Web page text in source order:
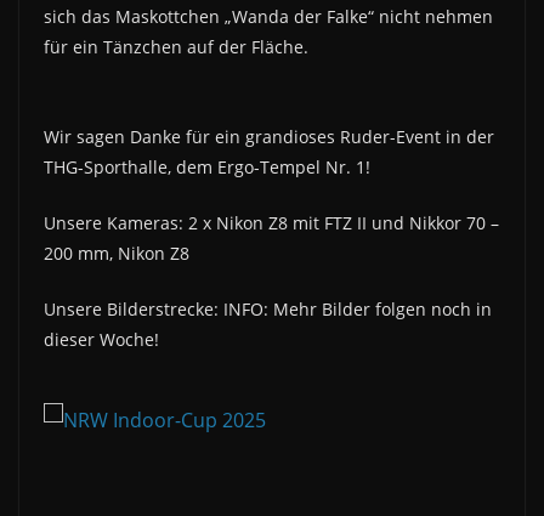
sich das Maskottchen „Wanda der Falke“ nicht nehmen
für ein Tänzchen auf der Fläche.
Wir sagen Danke für ein grandioses Ruder-Event in der
THG-Sporthalle, dem Ergo-Tempel Nr. 1!
Unsere Kameras: 2 x Nikon Z8 mit FTZ II und Nikkor 70 –
200 mm, Nikon Z8
Unsere Bilderstrecke: INFO: Mehr Bilder folgen noch in
dieser Woche!